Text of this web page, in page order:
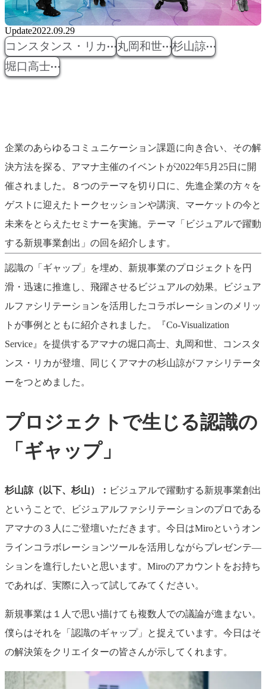
Update2022.09.29
コンスタンス・リカ 丸岡和世
杉山諒
堀口高士
企業のあらゆるコミュニケーション課題に向き合い、その解
決方法を探る、アマナ主催のイベントが2022年5月25日に開
催されました。８つのテーマを切り口に、先進企業の方々を
ゲストに迎えたトークセッションや講演、マーケットの今と
未来をとらえたセミナーを実施。テーマ「ビジュアルで躍動
する新規事業創出」の回を紹介します。
認識の「ギャップ」を埋め、新規事業のプロジェクトを円
滑・迅速に推進し、飛躍させるビジュアルの効果。ビジュア
ルファシリテーションを活用したコラボレーションのメリッ
トが事例とともに紹介されました。『Co-Visualization
Service』を提供するアマナの堀口高士、丸岡和世、コンスタ
ンス・リカが登壇、同じくアマナの杉山諒がファシリテータ
ーをつとめました。
プロジェクトで生じる認識の
「ギャップ」
杉山諒（以下、杉山）： ビジュアルで躍動する新規事業創出
ということで、ビジュアルファシリテーションのプロである
アマナの３人にご登壇いただきます。今日はMiroというオン
ラインコラボレーションツールを活用しながらプレゼンテ―
ションを進行したいと思います。Miroのアカウントをお持ち
であれば、実際に入って試してみてください。
新規事業は１人で思い描けても複数人での議論が進まない。
僕らはそれを「認識のギャップ」と捉えています。今日はそ
の解決策をクリエイターの皆さんが示してくれます。